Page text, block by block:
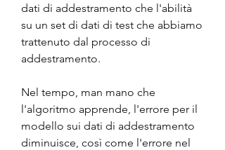
dati di addestramento che l'abilità
su un set di dati di test che abbiamo
trattenuto dal processo di
addestramento.
Nel tempo, man mano che
l'algoritmo apprende, l'errore per il
modello sui dati di addestramento
diminuisce, così come l'errore nel